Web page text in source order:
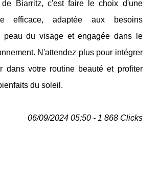
de Biarritz, c'est faire le choix d'une
efficace, adaptée aux besoins
peau du visage et engagée dans le
N'attendez plus pour intégrer
dans votre routine beauté et profiter
du soleil.
06/09/2024 05:50 - 1 868 Clicks